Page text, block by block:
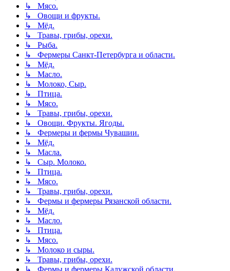
↳ Мясо.
↳ Овощи и фрукты.
↳ Мёд.
↳ Травы, грибы, орехи.
↳ Рыба.
↳ Фермеры Санкт-Петербурга и области.
↳ Мёд.
↳ Масло.
↳ Молоко, Сыр.
↳ Птица.
↳ Мясо.
↳ Травы, грибы, орехи.
↳ Овощи. Фрукты. Ягоды.
↳ Фермеры и фермы Чувашии.
↳ Мёд.
↳ Масла.
↳ Сыр. Молоко.
↳ Птица.
↳ Мясо.
↳ Травы, грибы, орехи.
↳ Фермы и фермеры Рязанской области.
↳ Мёд.
↳ Масло.
↳ Птица.
↳ Мясо.
↳ Молоко и сыры.
↳ Травы, грибы, орехи.